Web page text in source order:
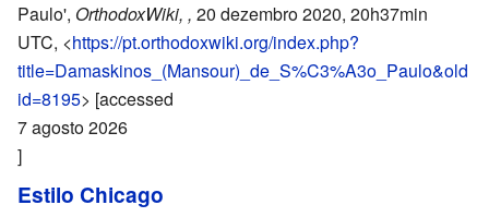
Paulo', OrthodoxWiki, , 20 dezembro 2020, 20h37min
UTC, <https://pt.orthodoxwiki.org/index.php?
title=Damaskinos_(Mansour)_de_S%C3%A3o_Paulo&old
id=8195> [accessed
7 agosto 2026
]
Estilo Chicago